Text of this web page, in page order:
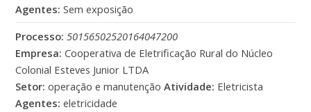
Agentes: Sem exposição
Processo: 50156502520164047200
Empresa: Cooperativa de Eletrificação Rural do Núcleo
Colonial Esteves Junior LTDA
Setor: operação e manutenção Atividade: Eletricista
Agentes: eletricidade